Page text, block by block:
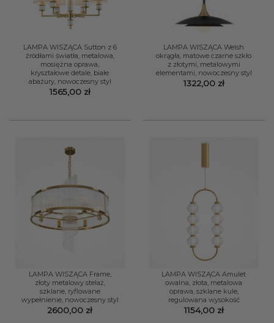
LAMPA WISZĄCA Sutton z 6
źródłami światła, metalowa,
mosiężna oprawa,
kryształowe detale, białe
abażury, nowoczesny styl
1565,00 zł
LAMPA WISZĄCA Welsh
okrągła, matowe czarne szkło
z złotymi, metalowymi
elementami, nowoczesny styl
1322,00 zł
LAMPA WISZĄCA Frame,
złoty metalowy stelaż,
szklane, ryflowane
wypełnienie, nowoczesny styl
2600,00 zł
LAMPA WISZĄCA Amulet
owalna, złota, metalowa
oprawa, szklane kule,
regulowana wysokość
1154,00 zł